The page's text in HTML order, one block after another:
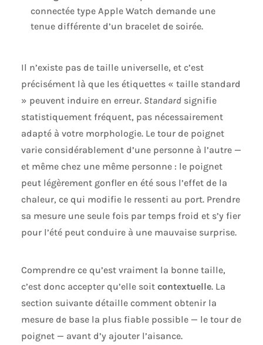
connectée type Apple Watch demande une
tenue différente d’un bracelet de soirée.
Il n’existe pas de taille universelle, et c’est
précisément là que les étiquettes « taille standard
» peuvent induire en erreur. Standardsignifie
statistiquement fréquent, pas nécessairement
adapté à votre morphologie. Le tour de poignet
varie considérablement d’une personne à l’autre —
et même chez une même personne : le poignet
peut légèrement gonfler en été sous l’effet de la
chaleur, ce qui modifie le ressenti au port. Prendre
sa mesure une seule fois par temps froid et s’y fier
pour l’été peut conduire à une mauvaise surprise.
Comprendre ce qu’est vraiment la bonne taille,
c’est donc accepter qu’elle soit contextuelle. La
section suivante détaille comment obtenir la
mesure de base la plus fiable possible — le tour de
poignet — avant d’y ajouter l’aisance.